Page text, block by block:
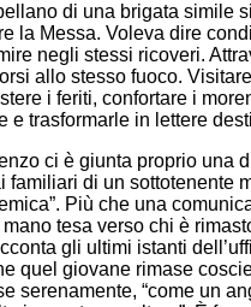
di una brigata simile
la Messa. Voleva dire
negli stessi ricoveri.
allo stesso fuoco.
i feriti, confortare i
e trasformarle in lettere
ci è giunta proprio una
familiari di un sottotenente
Più che una
tesa verso chi è
gli ultimi istanti
quel giovane rimase
serenamente, “come un